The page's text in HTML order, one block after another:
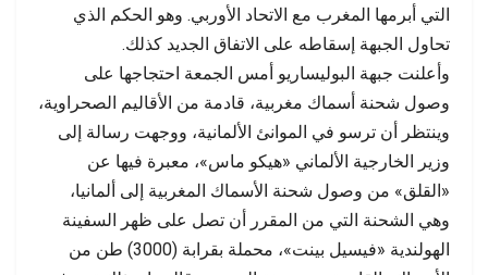
التي أبرمها المغرب مع الاتحاد الأوربي. وهو الحكم الذي
تحاول الجبهة إسقاطه على الاتفاق الجديد كذلك.
وأعلنت جبهة البوليساريو أمس الجمعة احتجاجها على
وصول شحنة أسماك مغربية، قادمة من الأقاليم الصحراوية،
وينتظر أن ترسو في الموانئ الألمانية، ووجهت رسالة إلى
وزير الخارجية الألماني «هيكو ماس»، معبرة فيها عن
«القلق» من وصول شحنة الأسماك المغربية إلى ألمانيا،
وهي الشحنة التي من المقرر أن تصل على ظهر السفينة
الهولندية «فيسيل بينت»، محملة بقرابة (3000) طن من